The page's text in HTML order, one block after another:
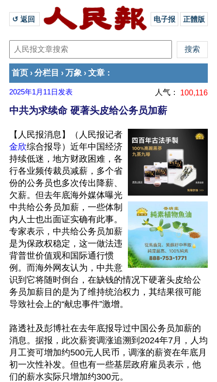
↺ 返回 电子报 正體版
首页 › 分栏目 › 万象 › 文章 ：
2025年1月11日 发表 人气： 100,116
中共为求续命 硬著头皮给公务员加薪
【人民报消息】（人民报记者
金欣综合报导）近年中国经济
持续低迷，地方财政困难，各
行各业频传裁员减薪，多个省
份的公务员也多次传出降薪、
欠薪。但去年底海外媒体曝光
中共给公务员加薪，一些体制
内人士也出面证实确有此事。
专家表示，中共给公务员加薪
是为保政权稳定，这一做法违
背普世价值观和国际通行惯
例。而海外网友认为，中共意
识到它将随时倒台，在缺钱的情况下硬著头皮给公
务员加薪目的是为了维持统治权力，其结果很可能
导致社会上的“献忠事件”激增。
路透社及彭博社在去年底报导过中国公务员加薪的
消息。据报，此次薪资调涨追溯到2024年7月，人均
月工资可增加约500元人民币，调涨的薪资在年底月
初一次性补发。但也有一些基层政府雇员表示，他
们的薪水实际只增加约300元。